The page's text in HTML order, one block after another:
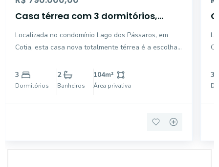
Casa térrea com 3 dormitórios,
Localizada no condomínio Lago dos Pássaros, em
Cotia, esta casa nova totalmente térrea é a escolha
estilo de vida moderno em um dos endereços mais
procurados da região. Com projeto contemporâneo e
3
Dormitórios
2
Banheiros
104m²
Área privativa
-
3